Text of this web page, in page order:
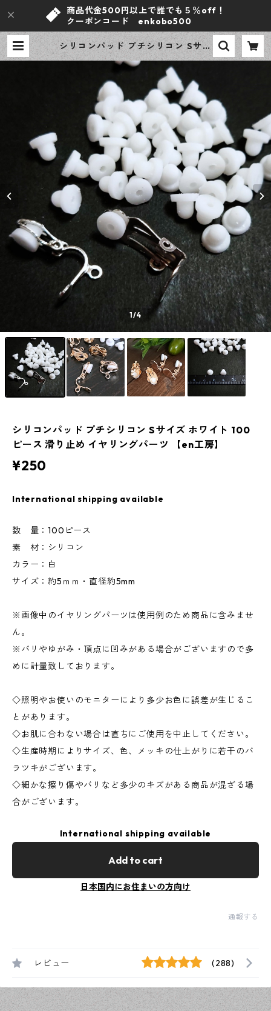
商品代金500円以上で誰でも５％off！
クーポンコード enkobo500
シリコンパッド プチシリコン Sサイ
ズ ホワイト 100ピース 滑り止め イ
ヤリングパーツ 【en工房】 | ｅｎ
1/4
シリコンパッド プチシリコン Sサイズ ホワイト 100
ピース 滑り止め イヤリングパーツ 【en工房】
¥250
International shipping available
数 量：100ピース
素 材：シリコン
カラー：白
サイズ：約5ｍｍ・直径約5mm
※画像中のイヤリングパーツは使用例のため商品に含みませ
ん。
※バリやゆがみ・頂点に凹みがある場合がございますので多
めに計量致しております。
◇照明やお使いのモニターにより多少お色に誤差が生じるこ
とがあります。
◇お肌に合わない場合は直ちにご使用を中止してください。
◇生産時期によりサイズ、色、メッキの仕上がりに若干のバ
ラツキがございます。
◇細かな擦り傷やバリなど多少のキズがある商品が混ざる場
合がございます。
International shipping available
Add to cart
日本国内にお住まいの方向け
通報する
レビュー (288)